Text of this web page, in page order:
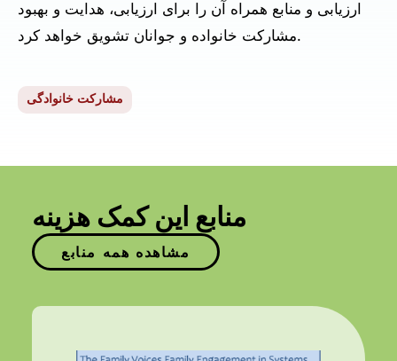
ارزیابی و منابع همراه آن را برای ارزیابی، هدایت و بهبود
مشارکت خانواده و جوانان تشویق خواهد کرد.
مشارکت خانوادگی
منابع این کمک هزینه
مشاهده همه منابع